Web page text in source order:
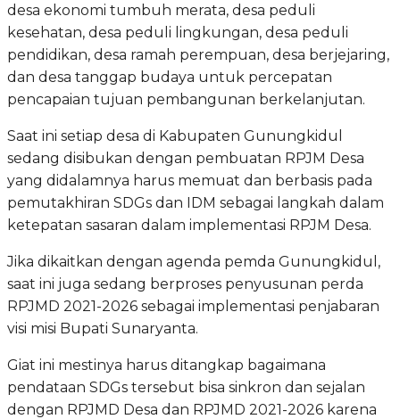
desa ekonomi tumbuh merata, desa peduli
kesehatan, desa peduli lingkungan, desa peduli
pendidikan, desa ramah perempuan, desa berjejaring,
dan desa tanggap budaya untuk percepatan
pencapaian tujuan pembangunan berkelanjutan.
Saat ini setiap desa di Kabupaten Gunungkidul
sedang disibukan dengan pembuatan RPJM Desa
yang didalamnya harus memuat dan berbasis pada
pemutakhiran SDGs dan IDM sebagai langkah dalam
ketepatan sasaran dalam implementasi RPJM Desa.
Jika dikaitkan dengan agenda pemda Gunungkidul,
saat ini juga sedang berproses penyusunan perda
RPJMD 2021-2026 sebagai implementasi penjabaran
visi misi Bupati Sunaryanta.
Giat ini mestinya harus ditangkap bagaimana
pendataan SDGs tersebut bisa sinkron dan sejalan
dengan RPJMD Desa dan RPJMD 2021-2026 karena